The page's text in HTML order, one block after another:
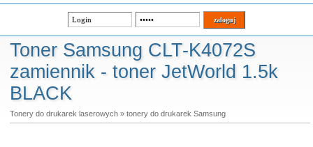
Toner Samsung CLT-K4072S
zamiennik - toner JetWorld 1.5k
BLACK
Tonery do drukarek laserowych» tonery do drukarek Samsung